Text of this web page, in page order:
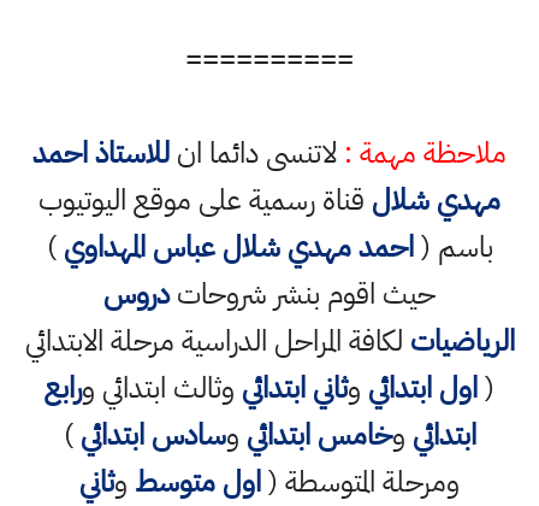
==========
ملاحظة مهمة : لاتنسى دائما انللاستاذ احمد
مهدي شلال قناة رسمية على موقع اليوتيوب
باسم (احمد مهدي شلال عباس المهداوي)
حيث اقوم بنشر شروحاتدروس
الرياضيات لكافة المراحل الدراسية مرحلة الابتدائي
(اول ابتدائي وثاني ابتدائي وثالث ابتدائي ورابع
ابتدائي وخامس ابتدائي وسادس ابتدائي)
ومرحلة المتوسطة (اول متوسط وثاني